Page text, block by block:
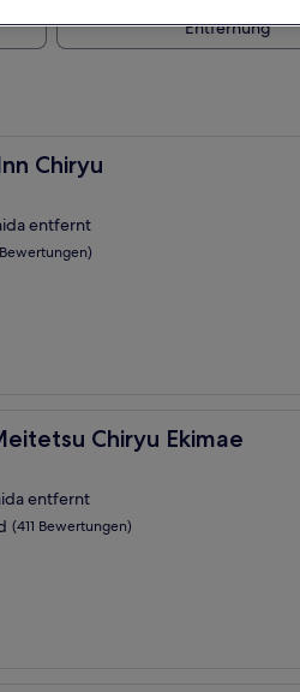
Entfernung
Chiryu
entfernt
Chiryu Ekimae
Chiryu Ekimae
entfernt
(411 Bewertungen)